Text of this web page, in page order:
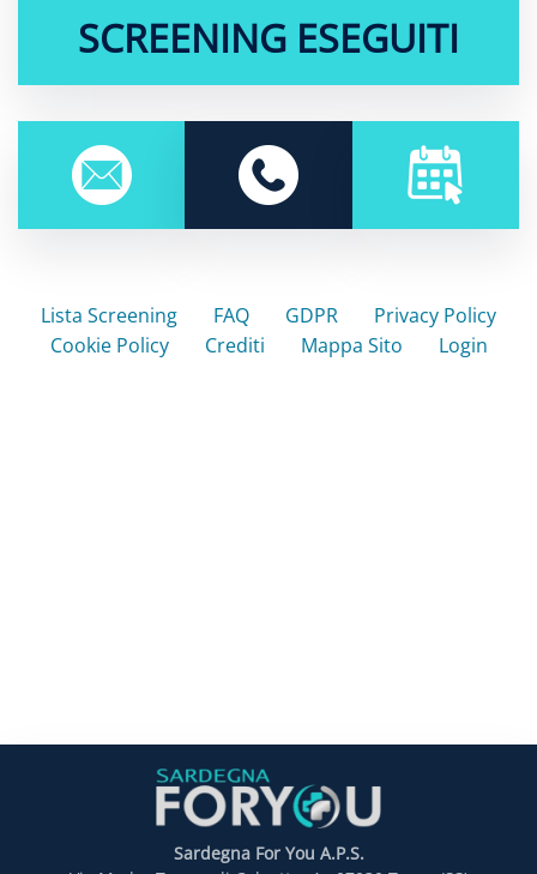
SCREENING ESEGUITI
Lista Screening FAQ GDPR
Privacy Policy
Cookie Policy
Crediti Mappa Sito Login
Sardegna For You A.P.S.